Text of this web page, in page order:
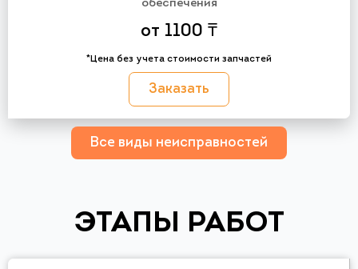
обеспечения
от 1100 ₸
*Цена без учета стоимости запчастей
Заказать
Все виды неисправностей
ЭТАПЫ РАБОТ